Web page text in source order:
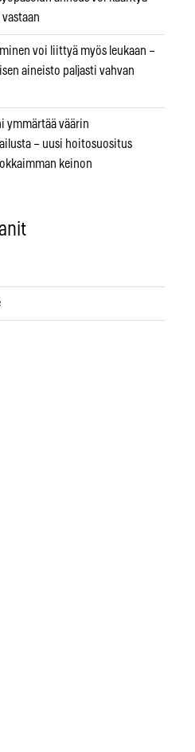
voi liittyä myös leukaan –
aineisto paljasti vahvan
ymmärtää väärin
– uusi hoitosuositus
keinon